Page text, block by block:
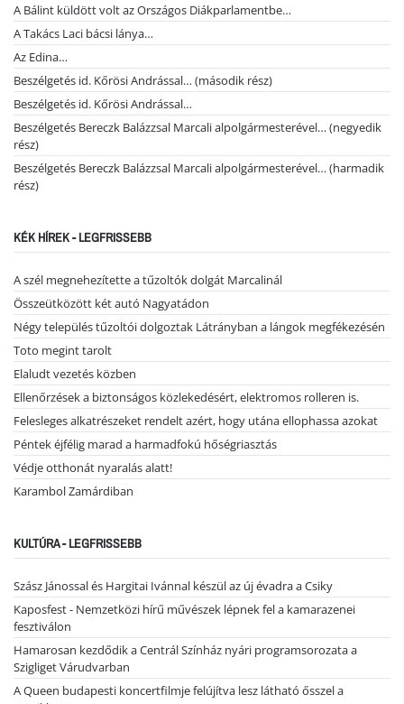
A Bálint küldött volt az Országos Diákparlamentbe…
A Takács Laci bácsi lánya…
Az Edina…
Beszélgetés id. Kőrösi Andrással… (második rész)
Beszélgetés id. Kőrösi Andrással…
Beszélgetés Bereczk Balázzsal Marcali alpolgármesterével… (negyedik
rész)
Beszélgetés Bereczk Balázzsal Marcali alpolgármesterével… (harmadik
rész)
KÉK HÍREK - LEGFRISSEBB
A szél megnehezítette a tűzoltók dolgát Marcalinál
Összeütközött két autó Nagyatádon
Négy település tűzoltói dolgoztak Látrányban a lángok megfékezésén
Toto megint tarolt
Elaludt vezetés közben
Ellenőrzések a biztonságos közlekedésért, elektromos rolleren is.
Felesleges alkatrészeket rendelt azért, hogy utána ellophassa azokat
Péntek éjfélig marad a harmadfokú hőségriasztás
Védje otthonát nyaralás alatt!
Karambol Zamárdiban
KULTÚRA - LEGFRISSEBB
Szász Jánossal és Hargitai Ivánnal készül az új évadra a Csiky
Kaposfest - Nemzetközi hírű művészek lépnek fel a kamarazenei
fesztiválon
Hamarosan kezdődik a Centrál Színház nyári programsorozata a
Szigliget Várudvarban
A Queen budapesti koncertfilmje felújítva lesz látható ősszel a